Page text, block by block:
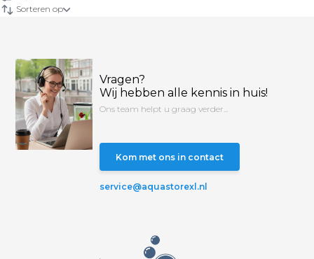
Sorteren op
Vragen?
Wij hebben alle kennis in huis!
Ons team helpt u graag verder...
Kom met ons in contact
service@aquastorexl.nl